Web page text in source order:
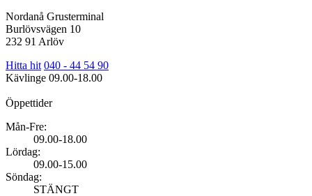
Nordanå Grusterminal
Burlövsvägen 10
232 91 Arlöv
Hitta hit 040 - 44 54 90
Kävlinge 09.00-18.00
Öppettider
Mån-Fre:
09.00-18.00
Lördag:
09.00-15.00
Söndag:
STÄNGT